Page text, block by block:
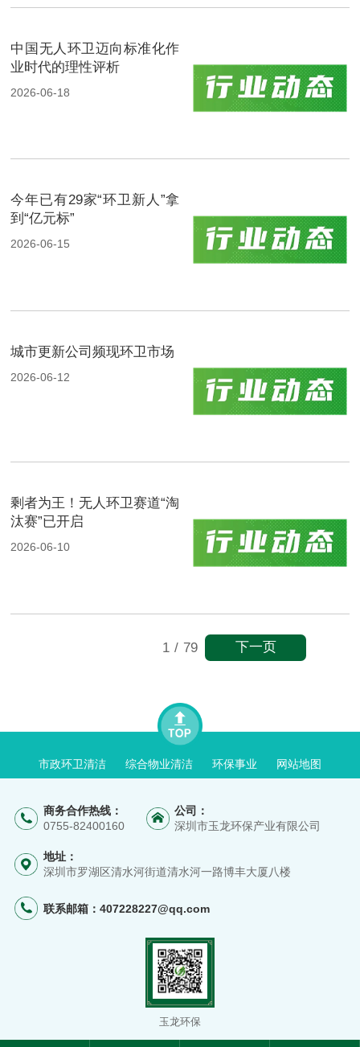
中国无人环卫迈向标准化作
业时代的理性评析
2026-06-18
今年已有29家“环卫新人”拿
到“亿元标”
2026-06-15
城市更新公司频现环卫市场
2026-06-12
剩者为王！无人环卫赛道“淘
汰赛”已开启
2026-06-10
1 / 79 下一页
市政环卫清洁 综合物业清洁 环保事业 网站地图
商务合作热线：
0755-82400160
公司：
深圳市玉龙环保产业有限公司
地址：
深圳市罗湖区清水河街道清水河一路博丰大厦八楼
联系邮箱： 407228227@qq.com
玉龙环保